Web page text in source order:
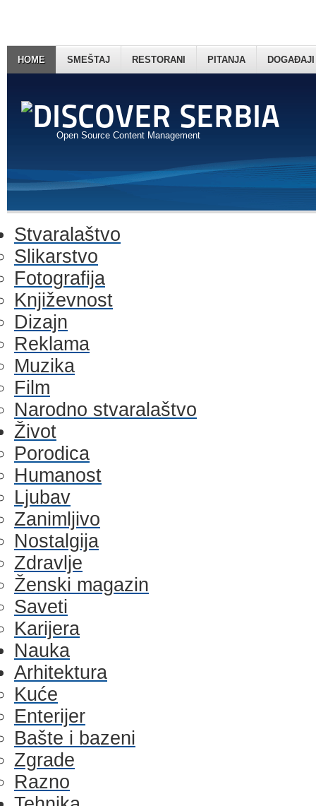
Open Source Content Management
HOME SMEŠTAJ RESTORANI PITANJA DOGAĐAJI
Stvaralaštvo
Slikarstvo
Fotografija
Književnost
Dizajn
Reklama
Muzika
Film
Narodno stvaralaštvo
Život
Porodica
Humanost
Ljubav
Zanimljivo
Nostalgija
Zdravlje
Ženski magazin
Saveti
Karijera
Nauka
Arhitektura
Kuće
Enterijer
Bašte i bazeni
Zgrade
Razno